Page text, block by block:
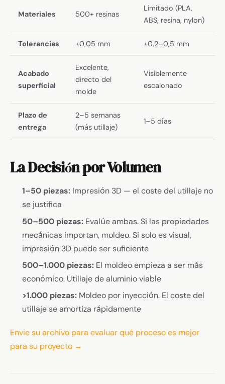
Materiales 500+ resinas
Limitado (PLA,
ABS, resina, nylon)
Tolerancias ±0,05 mm ±0,2–0,5 mm
Acabado
superficial
Excelente,
directo del
molde
Visiblemente
escalonado
Plazo de
entrega
2–5 semanas
(más utillaje)
1–5 días
La Decisión por Volumen
1–50 piezas: Impresión 3D — el coste del utillaje no
se justifica
50–500 piezas: Evalúe ambas. Si las propiedades
mecánicas importan, moldeo. Si solo es visual,
impresión 3D puede ser suficiente
500–1.000 piezas: El moldeo empieza a ser más
económico. Utillaje de aluminio viable
>1.000 piezas: Moldeo por inyección. El coste del
utillaje se amortiza rápidamente
Envie su archivo para evaluar qué proceso es mejor
para su proyecto →